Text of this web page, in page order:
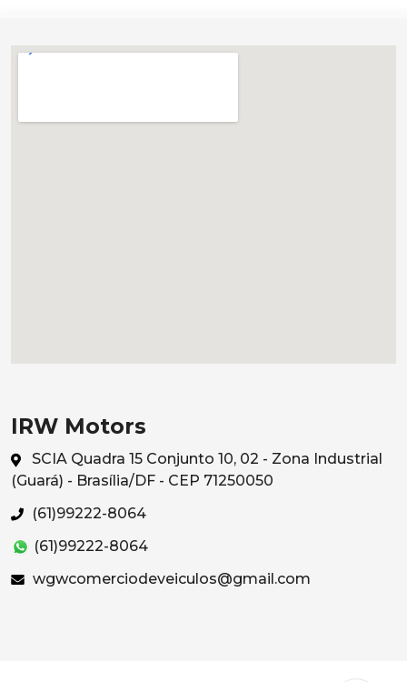
IRW Motors
SCIA Quadra 15 Conjunto 10, 02 - Zona Industrial
(Guará) - Brasília/DF - CEP 71250050
(61)99222-8064
(61)99222-8064
wgwcomerciodeveiculos@gmail.com